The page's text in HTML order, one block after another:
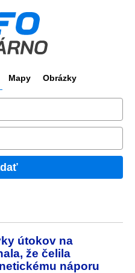
Mapy Obrázky
útokov na
že čelila
náporu